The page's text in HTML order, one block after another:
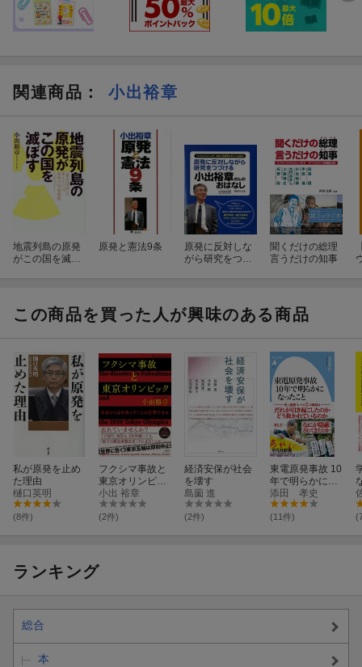
関連商品 ： 小出裕章
地震列島の原発
がこの国を滅ぼ
原発と憲法9条
原発に反対しな
がら研究をつづ
聞くだけの総理
言うだけの知事
この商品を買った人が興味のある商品
私が原発を止め
た理由
樋口英明
(8件)
フクシマ事故と
東京オリンピッ
ク【7ヵ国語対
応】 The disaste
r in Fukushima a
小出 裕章
(2件)
経済安保が社会
を壊す
島薗 進
(2件)
東電原発事故 10
年で明らかにな
ったこと（966;
966）
添田 孝史
(11件)
ランキング
総合
本